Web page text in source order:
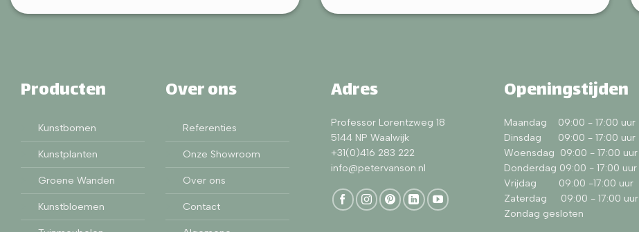
Producten
Kunstbomen
Kunstplanten
Groene Wanden
Kunstbloemen
Over ons
Referenties
Onze Showroom
Over ons
Contact
Adres
Professor Lorentzweg 18
5144 NP Waalwijk
+31(0)416 283 222
info@petervanson.nl
Openingstijden
Maandag 09:00 - 17:00 uur
Dinsdag 09:00 - 17:00 uur
Woensdag 09:00 - 17:00 uur
Donderdag 09:00 - 17:00 uur
Vrijdag 09:00 -17:00 uur
Zaterdag 09:00 - 17:00 uur
Zondag gesloten